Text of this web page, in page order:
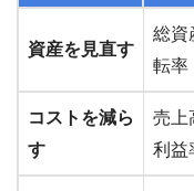
資産を見直す
総資
転率
コストを減ら
す
売上
利益